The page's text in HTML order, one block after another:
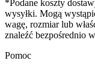
*Podane koszty
wysyłki. Mogą
wagę, rozmiar lub
znaleźć bezpośrednio
Pomoc